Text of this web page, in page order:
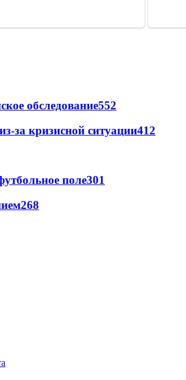
обследование552
за кризисной ситуации412
поле301
268